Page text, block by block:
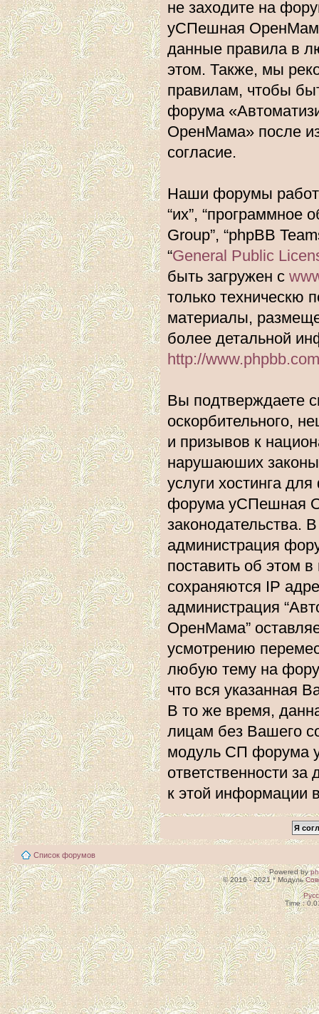
не заходите на
уСПешная
данные правила в
этом. Также, мы
правилам, чтобы
форума
ОренМама» после
согласие.
Наши форумы
“их”, “программное
Group”, “phpBB
“General Public
быть загружен с
только техническю
материалы,
более детальной
http://
Вы подтверждаете
оскорбительного,
и призывов к
нарушаюших законы
услуги хостинга
форума уСПешная
законодательства.
администрация
поставить об этом
сохраняются IP
администрация
ОренМама”
усмотрению
любую тему на
что вся указанная
В то же время,
лицам без Вашего
модуль СП форума
ответственности за
к этой информации
Список форумов
Powered by
© 2016 - 2021 * Модуль
Time :